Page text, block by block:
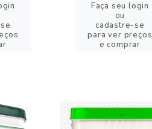
Faça seu login
ou
cadastre-se
para ver preços
e comprar